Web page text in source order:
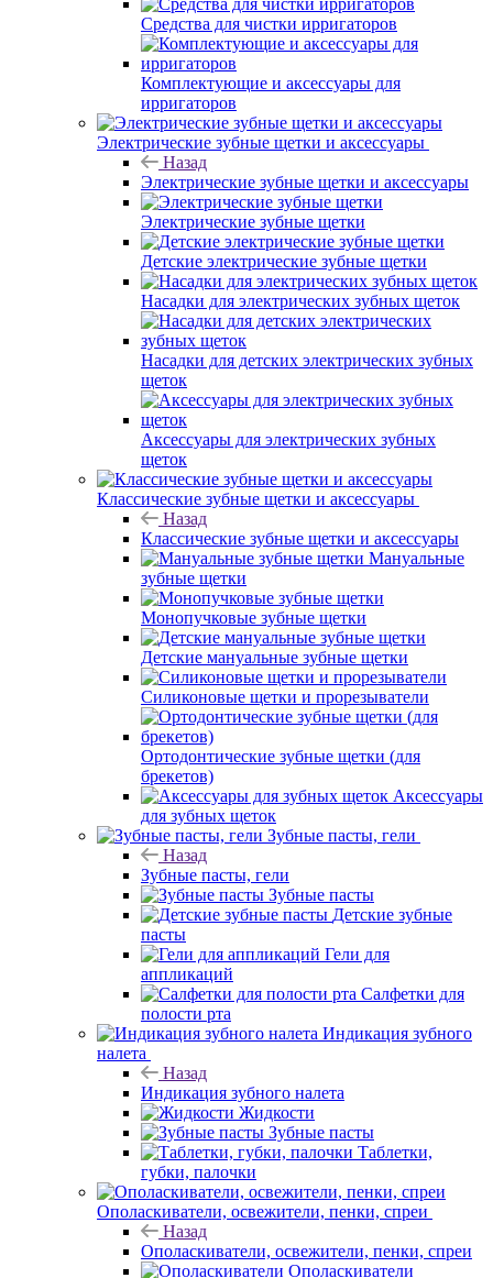
Средства для чистки ирригаторов
Комплектующие и аксессуары для
ирригаторов
Электрические зубные щетки и аксессуары
Назад
Электрические зубные щетки и аксессуары
Электрические зубные щетки
Детские электрические зубные щетки
Насадки для электрических зубных щеток
Насадки для детских электрических зубных
щеток
Аксессуары для электрических зубных
щеток
Классические зубные щетки и аксессуары
Назад
Классические зубные щетки и аксессуары
Мануальные
зубные щетки
Монопучковые зубные щетки
Детские мануальные зубные щетки
Силиконовые щетки и прорезыватели
Ортодонтические зубные щетки (для
брекетов)
Аксессуары
для зубных щеток
Зубные пасты, гели
Назад
Зубные пасты, гели
Зубные пасты
Детские зубные
пасты
Гели для
аппликаций
Салфетки для
полости рта
Индикация зубного
налета
Назад
Индикация зубного налета
Жидкости
Зубные пасты
Таблетки,
губки, палочки
Ополаскиватели, освежители, пенки, спреи
Назад
Ополаскиватели, освежители, пенки, спреи
Ополаскиватели